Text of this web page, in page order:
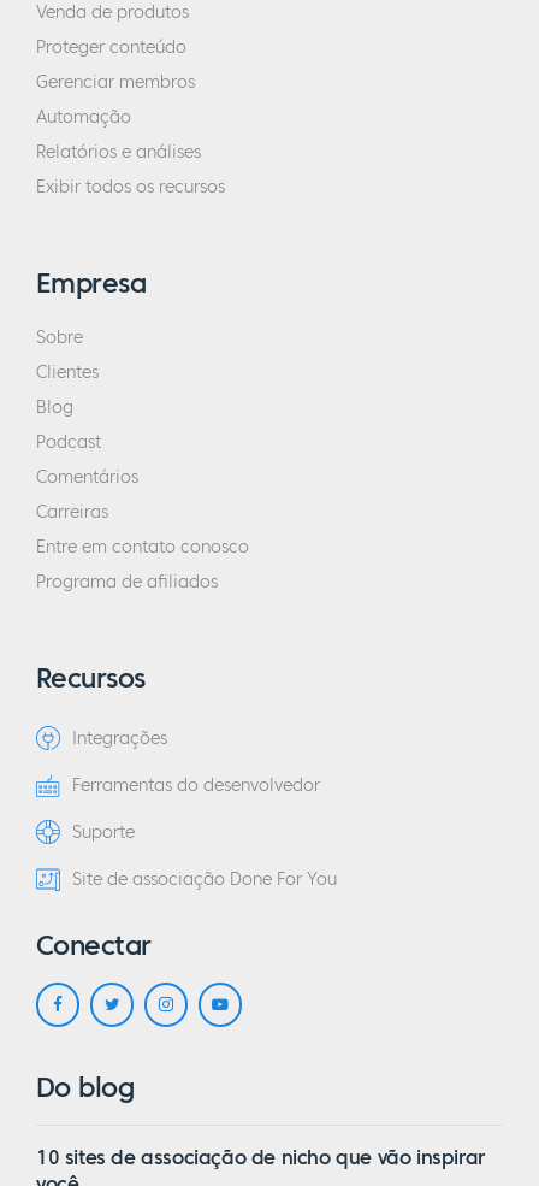
Venda de produtos
Proteger conteúdo
Gerenciar membros
Automação
Relatórios e análises
Exibir todos os recursos
Empresa
Sobre
Clientes
Blog
Podcast
Comentários
Carreiras
Entre em contato conosco
Programa de afiliados
Recursos
Integrações
Ferramentas do desenvolvedor
Suporte
Site de associação Done For You
Conectar
Do blog
10 sites de associação de nicho que vão inspirar